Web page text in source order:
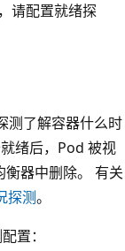
请配置就绪探
测了解容器什么时
绪后，Pod 被视
器中删除。 有关
探测。
置：